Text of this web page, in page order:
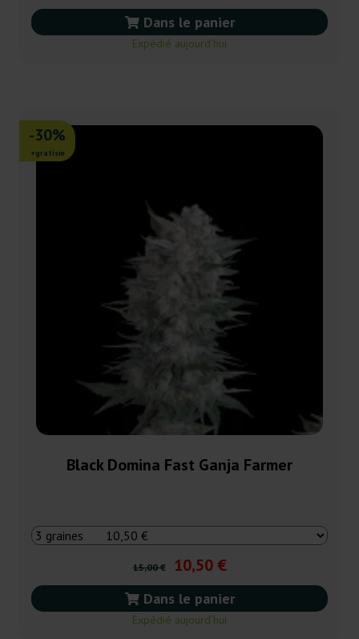
Dans le panier
Expédié aujourd’hui
-30%
+gratisie
Black Domina Fast Ganja Farmer
15,00 € 10,50 €
Dans le panier
Expédié aujourd’hui